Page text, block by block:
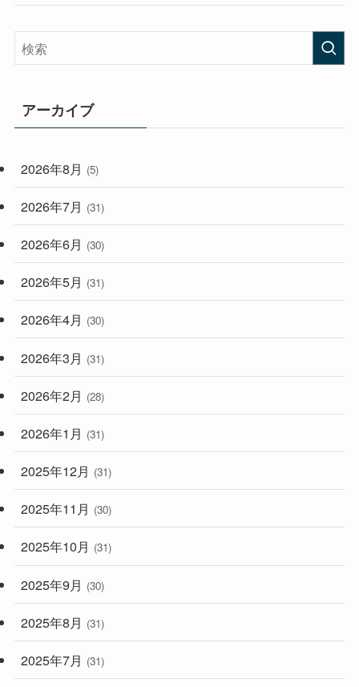
(33)
(248)
アーカイブ
2026年8月 (5)
2026年7月 (31)
2026年6月 (30)
2026年5月 (31)
2026年4月 (30)
2026年3月 (31)
2026年2月 (28)
2026年1月 (31)
2025年12月 (31)
2025年11月 (30)
2025年10月 (31)
2025年9月 (30)
2025年8月 (31)
2025年7月 (31)